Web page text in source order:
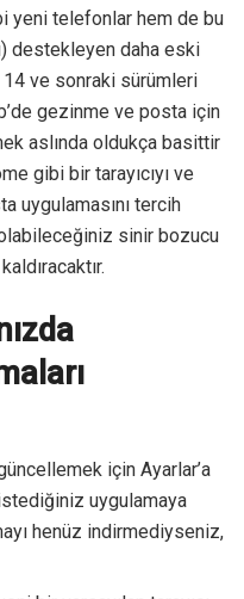
yeni telefonlar hem de bu
destekleyen daha eski
14 ve sonraki sürümleri
gezinme ve posta için
aslında oldukça basittir
gibi bir tarayıcıyı ve
uygulamasını tercih
sinir bozucu
için Ayarlar’a
uygulamaya
henüz indirmediyseniz,